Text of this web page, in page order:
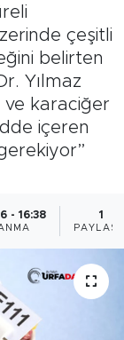
çeşitli
belirten
Yılmaz
ve karaciğer
içeren
- 16:38 1